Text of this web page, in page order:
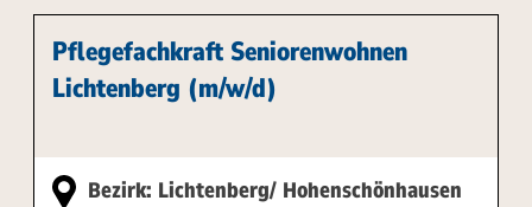
Pflegefachkraft Seniorenwohnen
Lichtenberg (m/w/d)
Bezirk: Lichtenberg/ Hohenschönhausen